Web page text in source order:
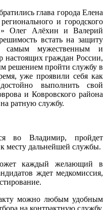
глава города Елена
и городского
Олег Алёхин и Валерий
встать на защиту
самым мужественным и
граждан России,
решением пройти службу в
уже проявили себя как
выполнить свой
и Ковровского района
ратную службу.
во Владимир, пройдет
к месту дальнейшей службы.
каждый желающий в
ждет медкомиссия,
можно любым удобным
на контрактную службу,